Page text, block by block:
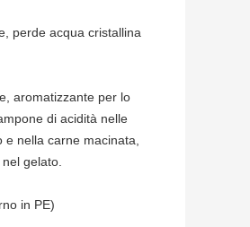
perde acqua cristallina
aromatizzante per lo
di acidità nelle
e nella carne macinata,
gelato.
in PE)